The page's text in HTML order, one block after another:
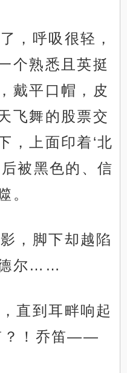
，呼吸很轻，
个熟悉且英挺
戴平口帽，皮
飞舞的股票交
，上面印着‘北
被黑色的、信
。
，脚下却越陷
德尔……
直到耳畔响起
？！乔笛——